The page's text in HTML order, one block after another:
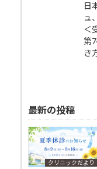
日
ュ
＜
第
き
最新の投稿
クリニックだより